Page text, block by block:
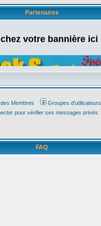
Partenaires
votre bannière ici
Membres Groupes d'utilisateurs
pour vérifier ses messages privés
FAQ